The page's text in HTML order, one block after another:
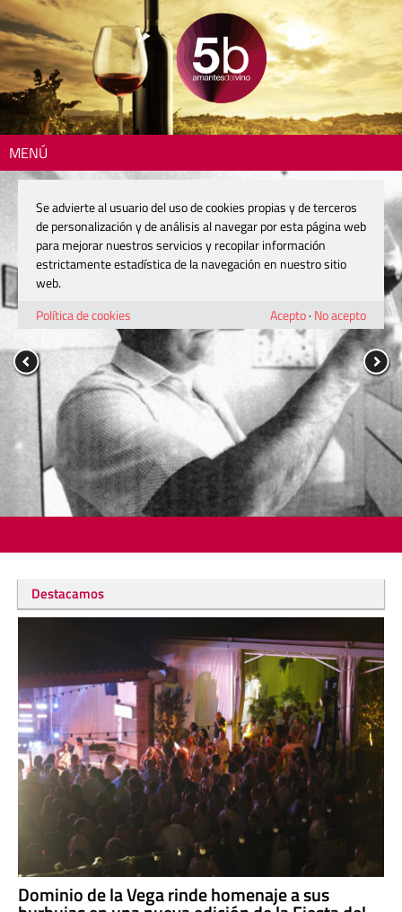
MENÚ
Destacamos
Dominio de la Vega rinde homenaje a sus
Se advierte al usuario del uso de cookies propias y de terceros
de personalización y de análisis al navegar por esta página web
para mejorar nuestros servicios y recopilar información
estrictamente estadística de la navegación en nuestro sitio
web.
Política de cookies
Acepto· No acepto